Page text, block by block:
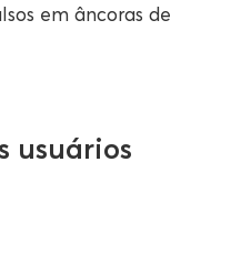
em âncoras de
usuários